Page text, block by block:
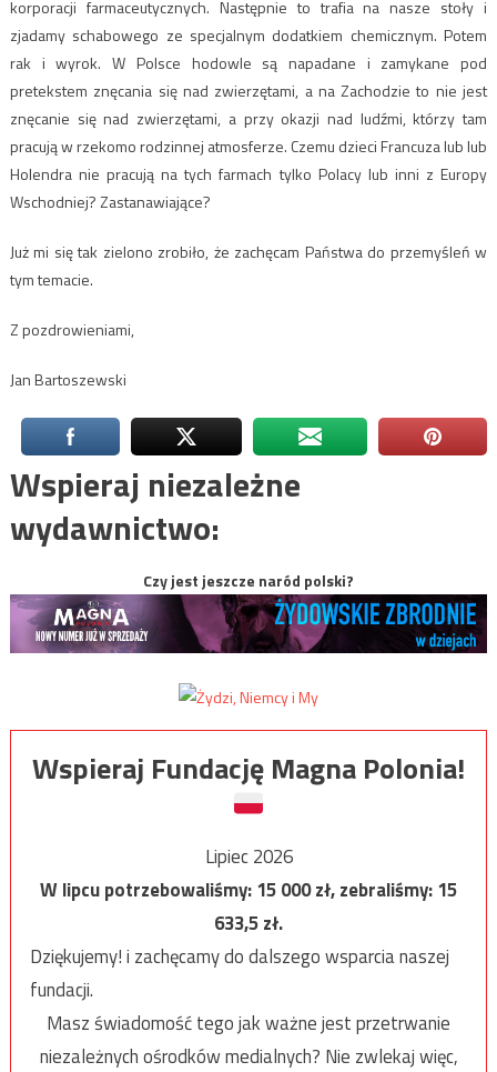
korporacji farmaceutycznych. Następnie to trafia na nasze stoły i
zjadamy schabowego ze specjalnym dodatkiem chemicznym. Potem
rak i wyrok. W Polsce hodowle są napadane i zamykane pod
pretekstem znęcania się nad zwierzętami, a na Zachodzie to nie jest
znęcanie się nad zwierzętami, a przy okazji nad ludźmi, którzy tam
pracują w rzekomo rodzinnej atmosferze. Czemu dzieci Francuza lub lub
Holendra nie pracują na tych farmach tylko Polacy lub inni z Europy
Wschodniej? Zastanawiające?
Już mi się tak zielono zrobiło, że zachęcam Państwa do przemyśleń w
tym temacie.
Z pozdrowieniami,
Jan Bartoszewski
Wspieraj niezależne
wydawnictwo:
Czy jest jeszcze naród polski?
Wspieraj Fundację Magna Polonia!
Lipiec 2026
W lipcu potrzebowaliśmy:15 000zł, zebraliśmy:15
633,5zł.
Dziękujemy! i zachęcamy do dalszego wsparcia naszej
fundacji.
Masz świadomość tego jak ważne jest przetrwanie
niezależnych ośrodków medialnych? Nie zwlekaj więc,